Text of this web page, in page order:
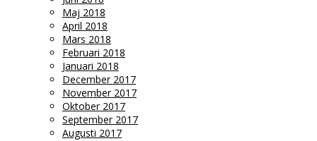
Maj 2018
April 2018
Mars 2018
Februari 2018
Januari 2018
December 2017
November 2017
Oktober 2017
September 2017
Augusti 2017